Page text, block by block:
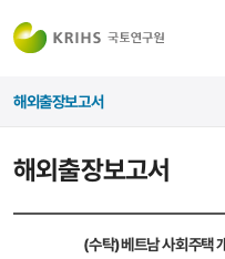
해외출장보고서
해외출장보고서
(수탁)베트남 사회주택